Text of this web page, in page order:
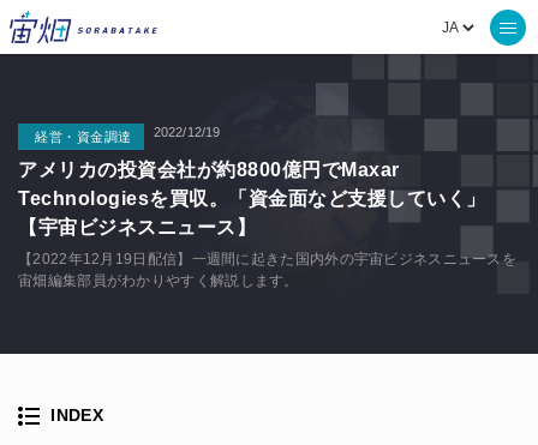
経営・資金調達 2022/12/19
アメリカの投資会社が約8800億円でMaxar
Technologiesを買収。「資金面など支援していく」
【宇宙ビジネスニュース】
【2022年12月19日配信】一週間に起きた国内外の宇宙ビジネスニュースを
宙畑編集部員がわかりやすく解説します。
INDEX